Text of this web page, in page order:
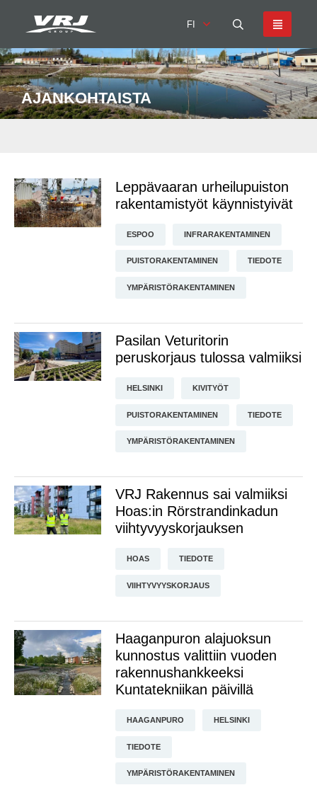
FI
AJANKOHTAISTA
Leppävaaran urheilupuiston
rakentamistyöt käynnistyivät
ESPOO INFRARAKENTAMINEN
PUISTORAKENTAMINEN TIEDOTE
YMPÄRISTÖRAKENTAMINEN
Pasilan Veturitorin
peruskorjaus tulossa valmiiksi
HELSINKI KIVITYÖT
PUISTORAKENTAMINEN TIEDOTE
YMPÄRISTÖRAKENTAMINEN
VRJ Rakennus sai valmiiksi
Hoas:in Rörstrandinkadun
viihtyvyyskorjauksen
HOAS TIEDOTE
VIIHTYVYYSKORJAUS
Haaganpuron alajuoksun
kunnostus valittiin vuoden
rakennushankkeeksi
Kuntatekniikan päivillä
HAAGANPURO HELSINKI
TIEDOTE
YMPÄRISTÖRAKENTAMINEN